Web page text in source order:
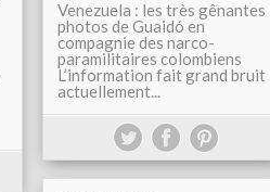
Venezuela : les très gênantes
photos de Guaidó en
compagnie des narco-
paramilitaires colombiens
L’information fait grand bruit
actuellement...